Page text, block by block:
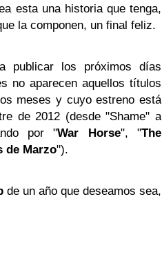
esta una historia que tenga,
la componen, un final feliz.
publicar los próximos días
no aparecen aquellos títulos
meses y cuyo estreno está
de 2012 (desde "Shame" a
por "War Horse", "The
de Marzo").
de un año que deseamos sea,